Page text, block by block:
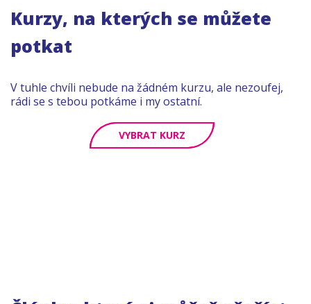
Kurzy, na kterých se můžete
potkat
V tuhle chvíli nebude na žádném kurzu, ale nezoufej,
rádi se s tebou potkáme i my ostatní.
VYBRAT KURZ